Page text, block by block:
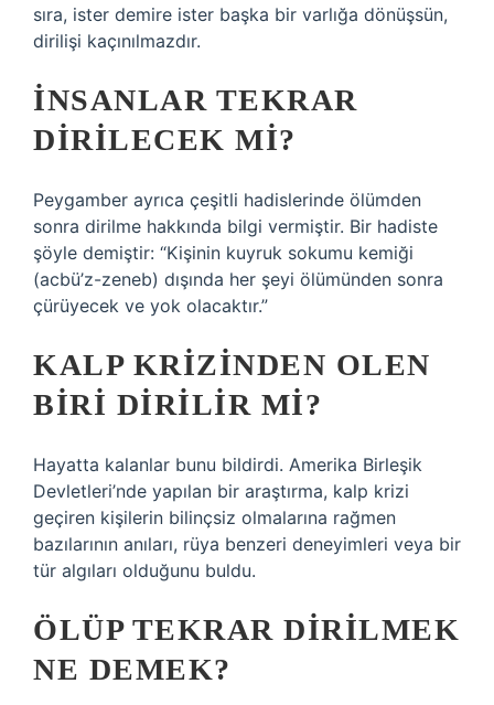
sıra, ister demire ister başka bir varlığa dönüşsün,
dirilişi kaçınılmazdır.
İNSANLAR TEKRAR
DIRILECEK MI?
Peygamber ayrıca çeşitli hadislerinde ölümden
sonra dirilme hakkında bilgi vermiştir. Bir hadiste
şöyle demiştir: “Kişinin kuyruk sokumu kemiği
(acbü’z-zeneb) dışında her şeyi ölümünden sonra
çürüyecek ve yok olacaktır.”
KALP KRIZINDEN OLEN
BIRI DIRILIR MI?
Hayatta kalanlar bunu bildirdi. Amerika Birleşik
Devletleri’nde yapılan bir araştırma, kalp krizi
geçiren kişilerin bilinçsiz olmalarına rağmen
bazılarının anıları, rüya benzeri deneyimleri veya bir
tür algıları olduğunu buldu.
ÖLÜP TEKRAR DIRILMEK
NE DEMEK?